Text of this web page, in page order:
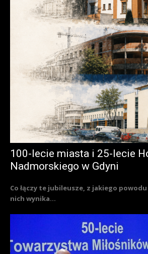
100-lecie miasta i 25-lecie
Nadmorskiego w Gdyni
Co łączy te jubileusze, z jakiego
nich wynika...